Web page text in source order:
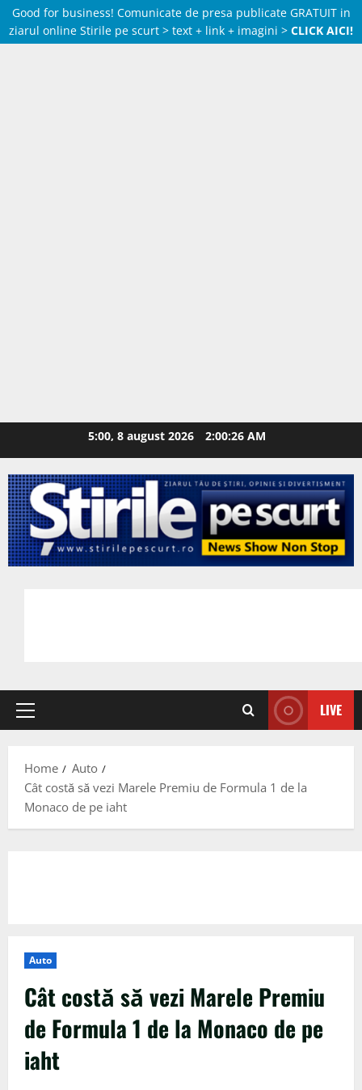
Good for business! Comunicate de presa publicate GRATUIT in
ziarul online Stirile pe scurt > text + link + imagini > CLICK AICI!
5:00, 8 august 2026 2:00:27 AM
Primary
LIVE
Home
Auto
Cât costă să vezi Marele Premiu de Formula 1 de la
Monaco de pe iaht
Auto
Cât costă să vezi Marele Premiu
de Formula 1 de la Monaco de pe
iaht